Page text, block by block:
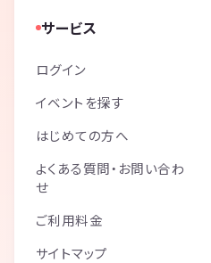
サービス
ログイン
イベントを探す
はじめての方へ
よくある質問・お問い合わ
せ
ご利用料金
サイトマップ